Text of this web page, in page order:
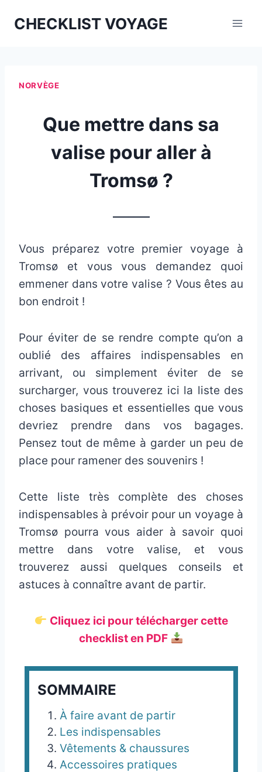
CHECKLIST VOYAGE
NORVÈGE
Que mettre dans sa
valise pour aller à
Tromsø ?
Vous préparez votre premier voyage à
Tromsø et vous vous demandez quoi
emmener dans votre valise ? Vous êtes au
bon endroit !
Pour éviter de se rendre compte qu’on a
oublié des affaires indispensables en
arrivant, ou simplement éviter de se
surcharger, vous trouverez ici la liste des
choses basiques et essentielles que vous
devriez prendre dans vos bagages.
Pensez tout de même à garder un peu de
place pour ramener des souvenirs !
Cette liste très complète des choses
indispensables à prévoir pour un voyage à
Tromsø pourra vous aider à savoir quoi
mettre dans votre valise, et vous
trouverez aussi quelques conseils et
astuces à connaître avant de partir.
Cliquez ici pour télécharger cette
checklist en PDF
SOMMAIRE
À faire avant de partir
Les indispensables
Vêtements & chaussures
Accessoires pratiques